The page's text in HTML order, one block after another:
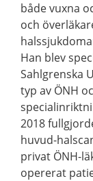
både vuxna
och
Han blev
Sahlgrenska
typ av ÖNH
2018
huvud-
privat ÖNH-
opererat